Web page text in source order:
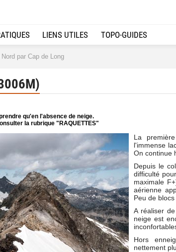
LIENS UTILES TOPO-GUIDES
par Cap de Long
qu'en l'absence de neige.
la rubrique "RAQUETTES"
La
l'immense
On continue
Depuis le
difficulté
maximale
aérienne
Peu de blocs
A réaliser
neige est
Hors
nettement